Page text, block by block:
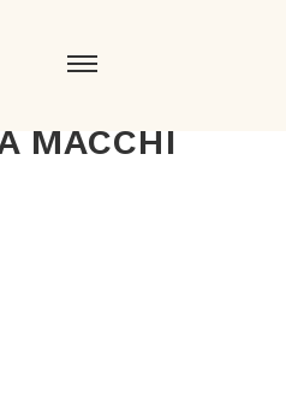
MACCHI